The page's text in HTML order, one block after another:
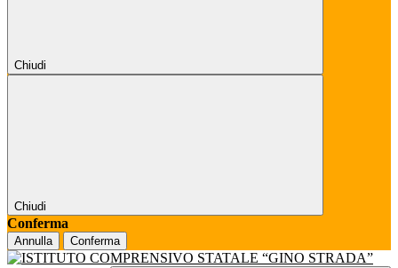
Chiudi
Chiudi
Conferma
Annulla Conferma